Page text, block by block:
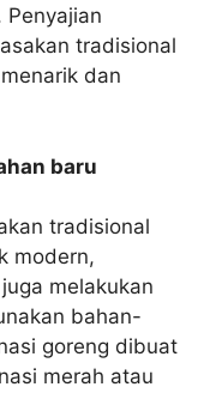
Penyajian
tradisional
dan
baru
tradisional
modern,
melakukan
bahan-
goreng dibuat
merah atau